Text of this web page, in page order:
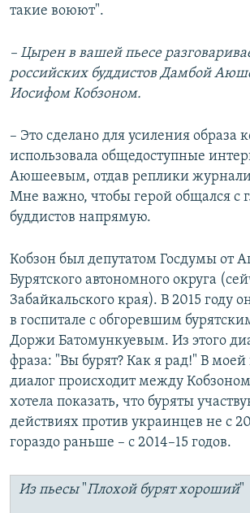
такие воюют".
– Цырен в вашей пьесе
российских буддистов Дамбой
Иосифом Кобзоном.
– Это сделано для усиления образа
использовала общедоступные
Аюшеевым, отдав реплики
Мне важно, чтобы герой общался с
буддистов напрямую.
Кобзон был депутатом Госдумы от
Бурятского автономного округа
Забайкальского края). В 2015 году
в госпитале с обгоревшим
Доржи Батомункуевым. Из этого
фраза: "Вы бурят? Как я рад!" В моей
диалог происходит между
хотела показать, что буряты
действиях против украинцев не с
гораздо раньше – с 2014–15 годов.
Из пьесы"Плохой бурят хороший"